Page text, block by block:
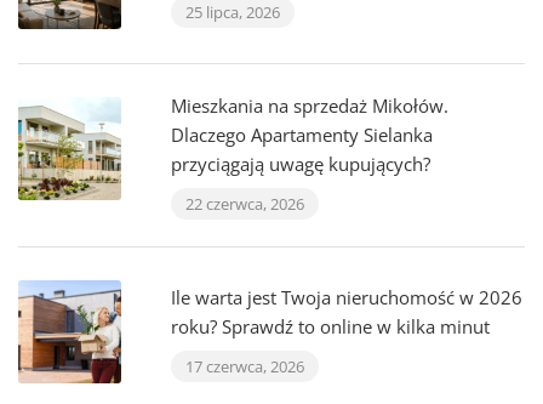
25 lipca, 2026
Mieszkania na sprzedaż Mikołów.
Dlaczego Apartamenty Sielanka
przyciągają uwagę kupujących?
22 czerwca, 2026
Ile warta jest Twoja nieruchomość w 2026
roku? Sprawdź to online w kilka minut
17 czerwca, 2026